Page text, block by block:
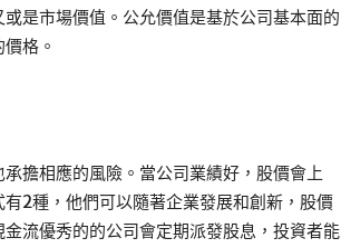
是市場價值。公允價值是基於公司基本面的
格。
擔相應的風險。當公司業績好，股價會上
2種，他們可以隨著企業發展和創新，股價
流優秀的的公司會定期派發股息，投資者能